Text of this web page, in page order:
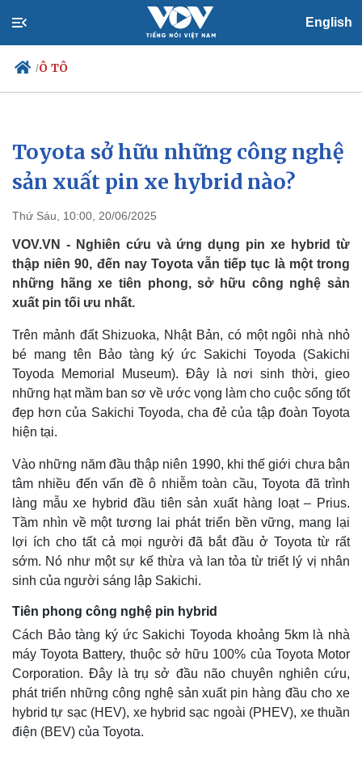
English
/Ô TÔ
Chính trị
Đảng
Tổ chức nhân sự
Nhận diện sự thật
Xã hội
Tin 24h
Dự báo thời tiết
Việc làm
Biển đảo
Toyota sở hữu những công nghệ
sản xuất pin xe hybrid nào?
Thứ Sáu, 10:00, 20/06/2025
VOV.VN - Nghiên cứu và ứng dụng pin xe hybrid từ
thập niên 90, đến nay Toyota vẫn tiếp tục là một trong
những hãng xe tiên phong, sở hữu công nghệ sản
xuất pin tối ưu nhất.
Trên mảnh đất Shizuoka, Nhật Bản, có một ngôi nhà nhỏ
bé mang tên Bảo tàng ký ức Sakichi Toyoda (Sakichi
Toyoda Memorial Museum). Đây là nơi sinh thời, gieo
những hạt mầm ban sơ về ước vọng làm cho cuộc sống tốt
đẹp hơn của Sakichi Toyoda, cha đẻ của tập đoàn Toyota
hiện tại.
Vào những năm đầu thập niên 1990, khi thế giới chưa bận
tâm nhiều đến vấn đề ô nhiễm toàn cầu, Toyota đã trình
làng mẫu xe hybrid đầu tiên sản xuất hàng loạt – Prius.
Tầm nhìn về một tương lai phát triển bền vững, mang lại
lợi ích cho tất cả mọi người đã bắt đầu ở Toyota từ rất
sớm. Nó như một sự kế thừa và lan tỏa từ triết lý vị nhân
sinh của người sáng lập Sakichi.
Tiên phong công nghệ pin hybrid
Cách Bảo tàng ký ức Sakichi Toyoda khoảng 5km là nhà
máy Toyota Battery, thuộc sở hữu 100% của Toyota Motor
Corporation. Đây là trụ sở đầu não chuyên nghiên cứu,
phát triển những công nghệ sản xuất pin hàng đầu cho xe
hybrid tự sạc (HEV), xe hybrid sạc ngoài (PHEV), xe thuần
điện (BEV) của Toyota.